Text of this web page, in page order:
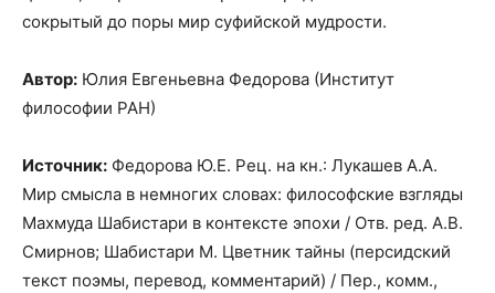
сокрытый до поры мир суфийской мудрости.
Автор: Юлия Евгеньевна Федорова (Институт
философии РАН)
Источник: Федорова Ю.Е. Рец. на кн.: Лукашев А.А.
Мир смысла в немногих словах: философские взгляды
Махмуда Шабистари в контексте эпохи / Отв. ред. А.В.
Смирнов; Шабистари М. Цветник тайны (персидский
текст поэмы, перевод, комментарий) / Пер., комм.,